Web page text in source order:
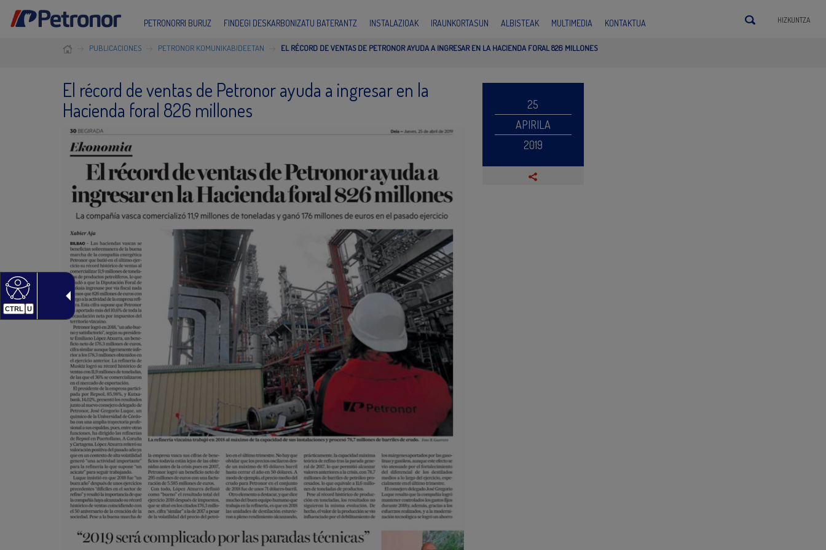
CTRL U
PETRONORRI BURUZ FINDEGI DESKARBONIZATU BATERANTZ INSTALAZIOAK IRAUNKORTASUN ALBISTEAK MULTIMEDIA KONTAKTUA HIZKUNTZA
PUBLICACIONES PETRONOR KOMUNIKABIDEETAN EL RÉCORD DE VENTAS DE PETRONOR AYUDA A INGRESAR EN LA HACIENDA FORAL 826 MILLONES
El récord de ventas de Petronor ayuda a ingresar en la
Hacienda foral 826 millones
25
APIRILA
2019